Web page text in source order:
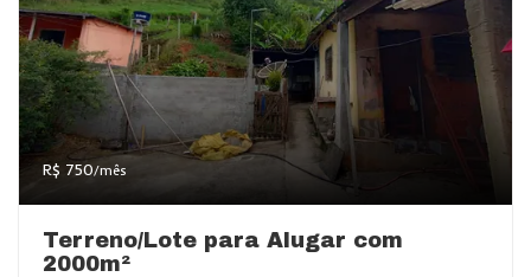
R$ 750/mês
Terreno/Lote para Alugar com
2000m²